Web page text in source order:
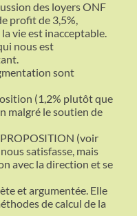
des loyers ONF
profit de 3,5%,
vie est inacceptable.
nous est
sont
(1,2% plutôt que
malgré le soutien de
(voir
satisfasse, mais
avec la direction et se
et argumentée. Elle
de calcul de la